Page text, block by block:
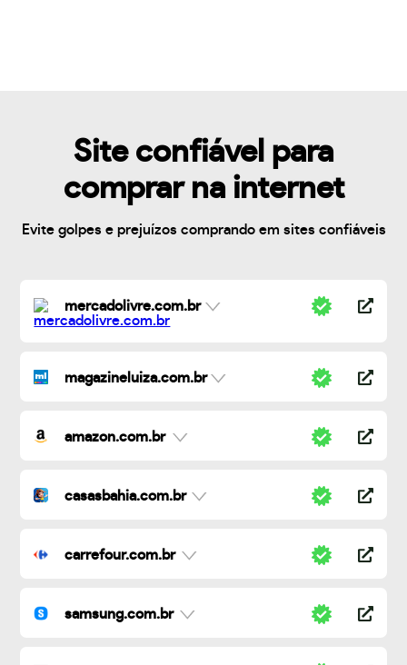
Site confiável para
comprar na internet
Evite golpes e prejuízos comprando em sites confiáveis
mercadolivre.com.br
magazineluiza.com.br
amazon.com.br
casasbahia.com.br
carrefour.com.br
samsung.com.br